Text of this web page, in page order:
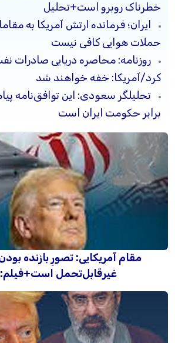
خطرناک روبرو است+تحلیل
ایران؛ فرمانده ارتش آمریکا به
حملات هوایی کافی نیست
روزنامه: محاصره دریایی صادرات
کرد/آمریکا: خفه خواهند شد
تحلیلگر سعودی: این توافق‌نامه
برابر حکومت ایران است
مقام آمریکایی: تصورِ بازنده
غیرقابل‌تحمل